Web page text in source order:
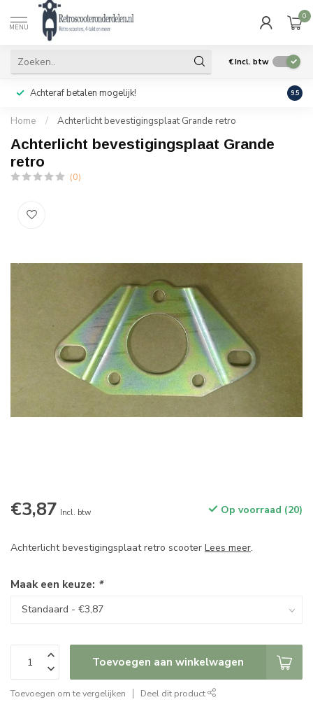
MENU
0
€Incl. btw
Achteraf betalen mogelijk! Geen
9.5
Home / Achterlicht bevestigingsplaat Grande retro
Achterlicht bevestigingsplaat Grande
retro
(0)
€3,87 Incl. btw Op voorraad (20)
Achterlicht bevestigingsplaat retro scooter Lees meer.
Maak een keuze: *
Toevoegen aan winkelwagen
Toevoegen om te vergelijken Deel dit product